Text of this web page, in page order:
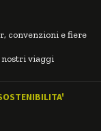
convenzioni e fiere
nostri viaggi